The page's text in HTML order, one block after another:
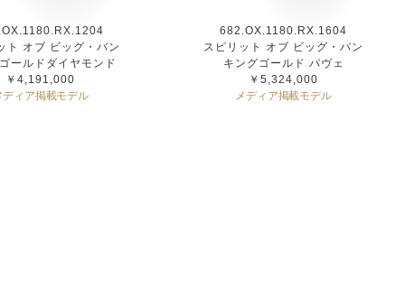
ト オブ ビッグ・バン
ールドダイヤモンド
￥4,191,000
ディア掲載モデル
682.OX.1180.RX.1604
スピリット オブ ビッグ・バン
キングゴールド パヴェ
￥5,324,000
メディア掲載モデル